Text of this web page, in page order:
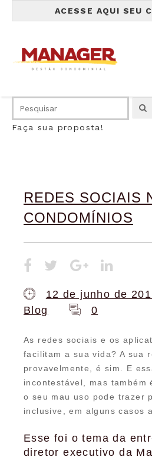
ACESSE AQUI SEU
Faça sua proposta!
REDES SOCIAIS
CONDOMÍNIOS
12 de junho de
Blog
0
As redes sociais e os
facilitam a sua vida? A sua
provavelmente, é sim. E
incontestável, mas também
o seu mau uso pode trazer
inclusive, em alguns casos
Esse foi o tema da
diretor executivo da